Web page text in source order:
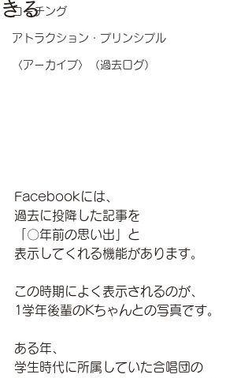
コーチング
アトラクション・プリンシプル
〈アーカイブ〉（過去ログ）
きる
Facebookには、
過去に投降した記事を
「〇年前の思い出」と
表示してくれる機能があります。
この時期によく表示されるのが、
1学年後輩のKちゃんとの写真です。
ある年、
学生時代に所属していた合唱団の